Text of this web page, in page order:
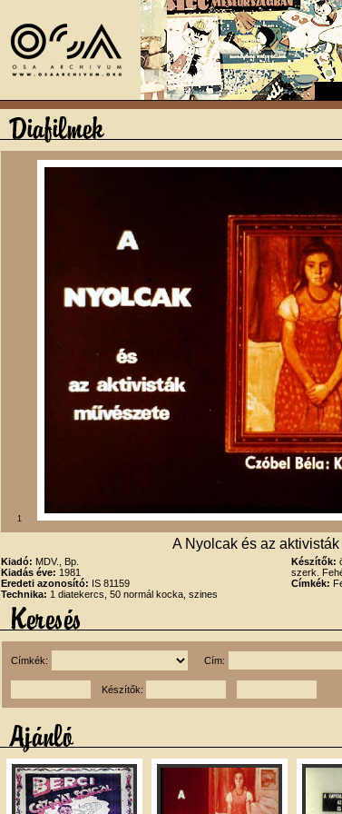
1
A Nyolcak és az
Kiadó: MDV., Bp.
Kiadás éve: 1981
Eredeti azonosító: IS 81159
Technika: 1 diatekercs, 50 normál kocka, szines
Készítők:
szerk.
Címkék:
Címkék: Cím:
Készítők: